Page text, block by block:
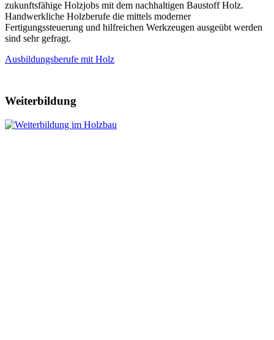
zukunftsfähige Holzjobs mit dem nachhaltigen Baustoff Holz.
Handwerkliche Holzberufe die mittels moderner
Fertigungssteuerung und hilfreichen Werkzeugen ausgeübt werden
sind sehr gefragt.
Ausbildungsberufe mit Holz
Weiterbildung